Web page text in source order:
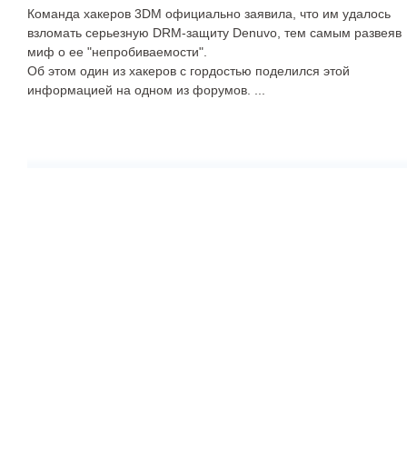
Команда хакеров 3DM официально заявила, что им удалось
взломать серьезную DRM-защиту Denuvo, тем самым развеяв
миф о ее "непробиваемости".
Об этом один из хакеров с гордостью поделился этой
информацией на одном из форумов. ...